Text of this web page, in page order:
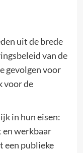
uit de brede
van de
gevolgen voor
voor de
in hun eisen:
en werkbaar
een publieke